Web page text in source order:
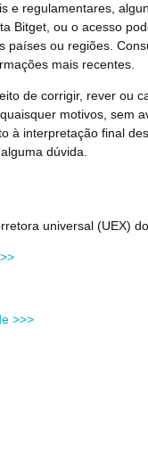
e regulamentares,
Bitget, ou o acesso
países ou regiões.
mais recentes.
de corrigir, rever ou
motivos, sem
à interpretação final
dúvida.
universal (UEX)
>>>